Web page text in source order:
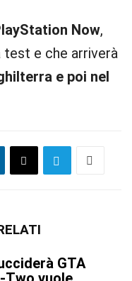
Now,
test e che arriverà
e poi nel
GTA